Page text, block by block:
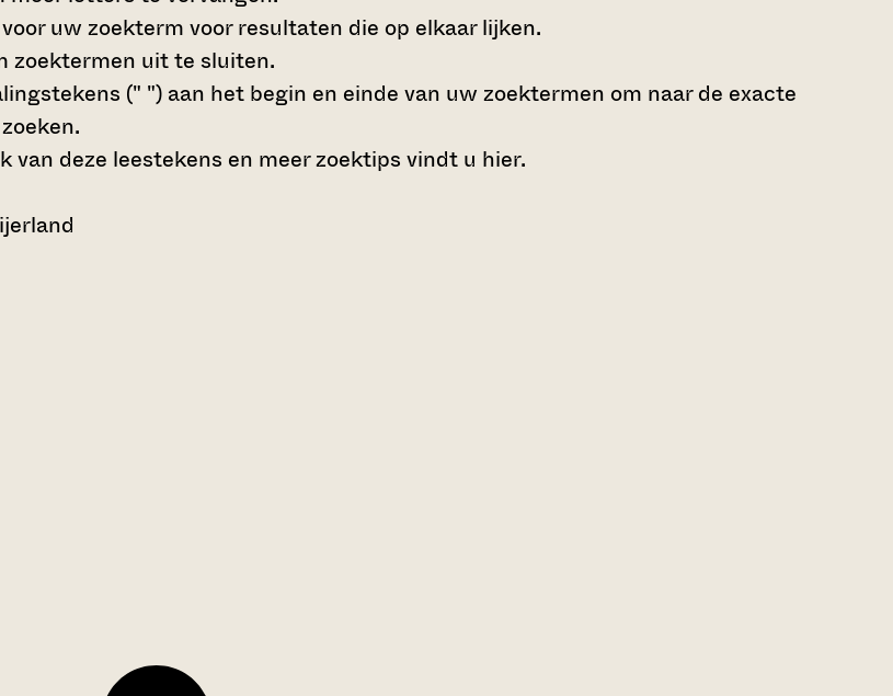
voor uw zoekterm voor resultaten die op elkaar lijken.
zoektermen uit te sluiten.
(" ") aan het begin en einde van uw zoektermen om naar de exacte
van deze leestekens en meer zoektips vindt u hier.